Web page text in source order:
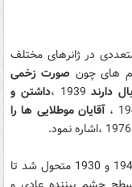
در ژانرهای مختلف
های چون صورت زخمی
دارند1939 ،
داشتن و
آقایان موطلایی ها را
سبک بصری هاکس به تدریج و طی دهه های 1940 و 1930 متحول شد تا